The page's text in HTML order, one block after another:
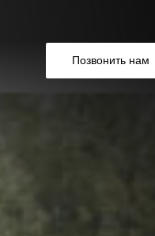
Позвонить нам